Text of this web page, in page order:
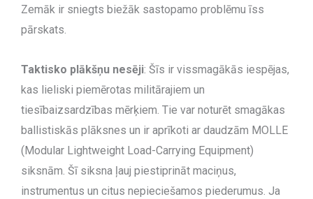
Zemāk ir sniegts biežāk sastopamo problēmu īss
pārskats.
Taktisko plākšņu nesēji: Šīs ir vissmagākās iespējas,
kas lieliski piemērotas militārajiem un
tiesībaizsardzības mērķiem. Tie var noturēt smagākas
ballistiskās plāksnes un ir aprīkoti ar daudzām MOLLE
(Modular Lightweight Load-Carrying Equipment)
siksnām. Šī siksna ļauj piestiprināt maciņus,
instrumentus un citus nepieciešamos piederumus. Ja